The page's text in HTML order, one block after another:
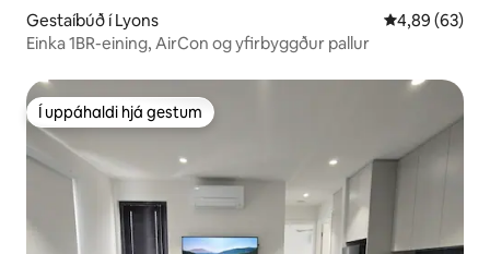
Gestaíbúð í Lyons 4,89 af 5 í
4,89 (63)
Einka 1BR-eining, AirCon og yfirbyggður pallur
Í uppáhaldi hjá gestum
Í uppáhaldi hjá gestum